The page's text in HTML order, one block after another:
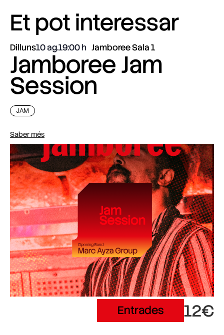
Et pot interessar
Dilluns10 ag.19:00 Jamboree Sala 1
Jamboree Jam
Session
JAM
Saber més
Entrades 12€